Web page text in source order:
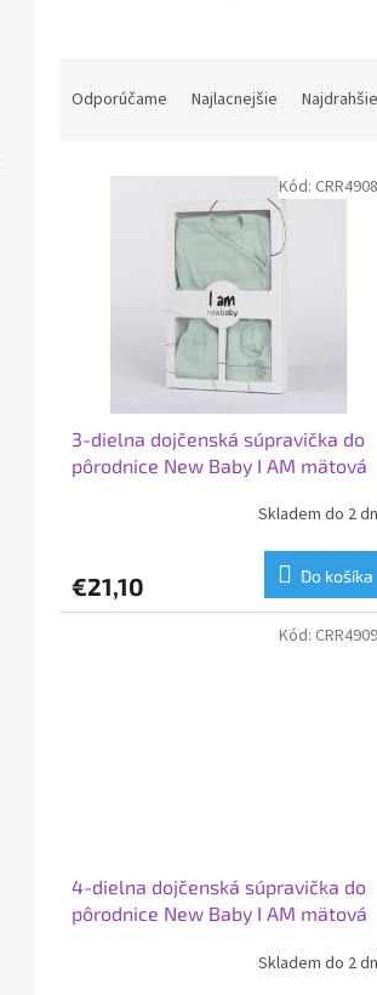
Odporúčame Najlacnejšie Najdrahšie
3-dielna dojčenská súpravička do
pôrodnice New Baby I AM mätová
Skladem do 2
€21,10 Do košíka
Kód:
4-dielna dojčenská súpravička do
pôrodnice New Baby I AM mätová
Skladem do 2
Kód: